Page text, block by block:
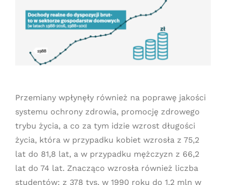
Przemiany wpłynęły również na poprawę jakości
systemu ochrony zdrowia, promocję zdrowego
trybu życia, a co za tym idzie wzrost długości
życia, która w przypadku kobiet wzrosła z 75,2
lat do 81,8 lat, a w przypadku mężczyzn z 66,2
lat do 74 lat. Znacząco wzrosła również liczba
studentów: z 378 tys. w 1990 roku do 1,2 mln w